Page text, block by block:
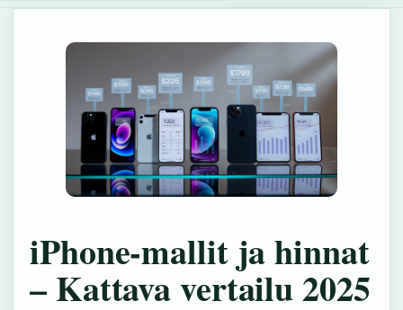
iPhone-mallit ja hinnat
– Kattava vertailu 2025